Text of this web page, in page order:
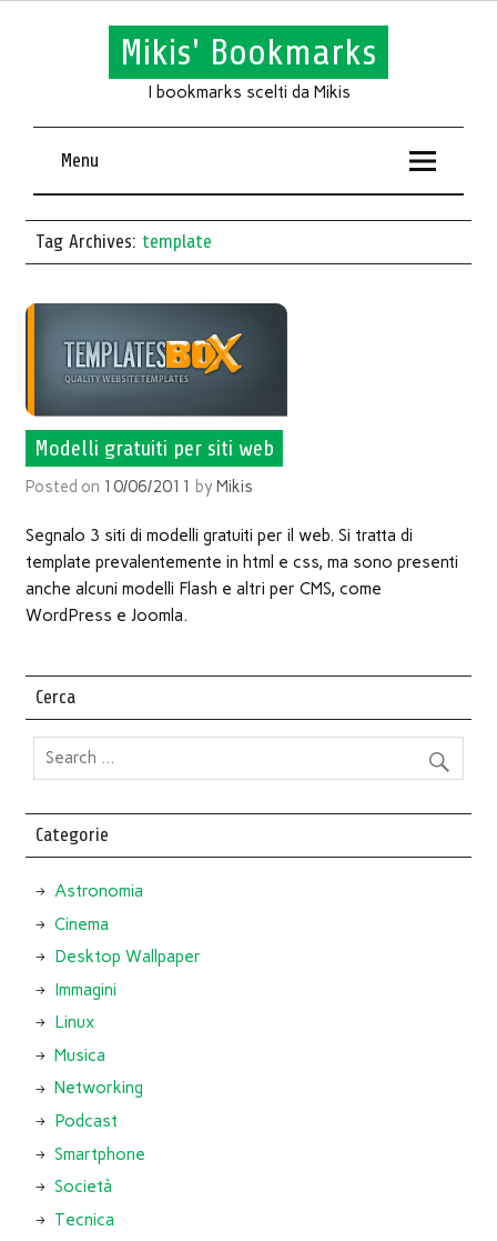
Mikis' Bookmarks
I bookmarks scelti da Mikis
Menu
Tag Archives: template
Modelli gratuiti per siti web
Posted on 10/06/2011 byMikis
Segnalo 3 siti di modelli gratuiti per il web. Si tratta di
template prevalentemente in html e css, ma sono presenti
anche alcuni modelli Flash e altri per CMS, come
WordPress e Joomla.
Cerca
Categorie
Astronomia
Cinema
Desktop Wallpaper
Immagini
Linux
Musica
Networking
Podcast
Smartphone
Società
Tecnica